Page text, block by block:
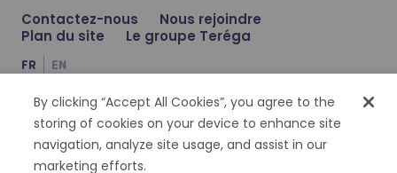
📣 Retour en images sur une semaine riche en
Pendant
Contactez-nous
Nous rejoindre
Plan du site
Le groupe Teréga
FR EN
Compte Facebook
Compte Twitter
Compte Linkedin
Gestion des cookies Données personnelles
Mentions légales Accessibilité : partiellement conforme
By clicking “Accept All Cookies”, you agree to the
storing of cookies on your device to enhance site
navigation, analyze site usage, and assist in our
marketing efforts.